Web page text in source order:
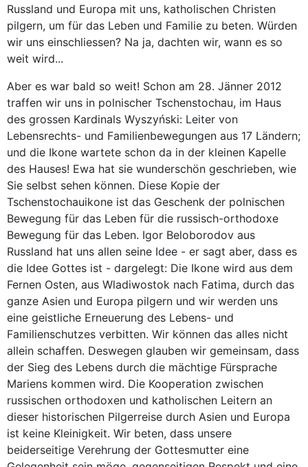
Russland und Europa mit uns, katholischen Christen
pilgern, um für das Leben und Familie zu beten. Würden
wir uns einschliessen? Na ja, dachten wir, wann es so
weit wird...
Aber es war bald so weit! Schon am 28. Jänner 2012
traffen wir uns in polnischer Tschenstochau, im Haus
des grossen Kardinals Wyszyński: Leiter von
Lebensrechts- und Familienbewegungen aus 17 Ländern;
und die Ikone wartete schon da in der kleinen Kapelle
des Hauses! Ewa hat sie wunderschön geschrieben, wie
Sie selbst sehen können. Diese Kopie der
Tschenstochauikone ist das Geschenk der polnischen
Bewegung für das Leben für die russisch-orthodoxe
Bewegung für das Leben. Igor Beloborodov aus
Russland hat uns allen seine Idee - er sagt aber, dass es
die Idee Gottes ist - dargelegt: Die Ikone wird aus dem
Fernen Osten, aus Wladiwostok nach Fatima, durch das
ganze Asien und Europa pilgern und wir werden uns
eine geistliche Erneuerung des Lebens- und
Familienschutzes verbitten. Wir können das alles nicht
allein schaffen. Deswegen glauben wir gemeinsam, dass
der Sieg des Lebens durch die mächtige Fürsprache
Mariens kommen wird. Die Kooperation zwischen
russischen orthodoxen und katholischen Leitern an
dieser historischen Pilgerreise durch Asien und Europa
ist keine Kleinigkeit. Wir beten, dass unsere
beiderseitige Verehrung der Gottesmutter eine